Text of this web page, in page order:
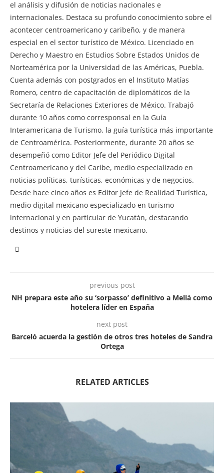
el análisis y difusión de noticias nacionales e
internacionales. Destaca su profundo conocimiento sobre el
acontecer centroamericano y caribeño, y de manera
especial en el sector turístico de México. Licenciado en
Derecho y Maestro en Estudios Sobre Estados Unidos de
Norteamérica por la Universidad de las Américas, Puebla.
Cuenta además con postgrados en el Instituto Matías
Romero, centro de capacitación de diplomáticos de la
Secretaría de Relaciones Exteriores de México. Trabajó
durante 10 años como corresponsal en la Guía
Interamericana de Turismo, la guía turística más importante
de Centroamérica. Posteriormente, durante 20 años se
desempeñó como Editor Jefe del Periódico Digital
Centroamericano y del Caribe, medio especializado en
noticias políticas, turísticas, económicas y de negocios.
Desde hace cinco años es Editor Jefe de Realidad Turística,
medio digital mexicano especializado en turismo
internacional y en particular de Yucatán, destacando
destinos y noticias del sureste mexicano.
previous post
NH prepara este año su ‘sorpasso’ definitivo a Meliá como
hotelera líder en España
next post
Barceló acuerda la gestión de otros tres hoteles de Sandra
Ortega
RELATED ARTICLES